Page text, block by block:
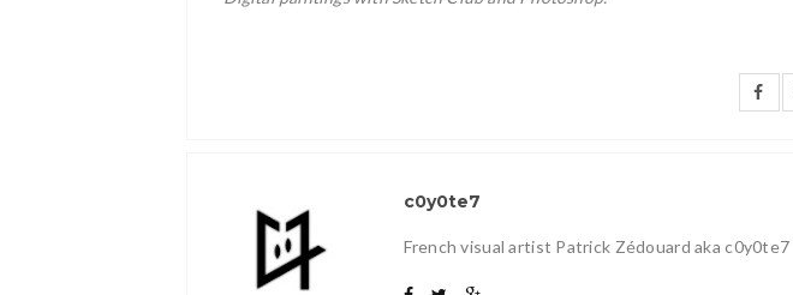
c0y0te7
French visual artist Patrick Zédouard aka c0y0te7